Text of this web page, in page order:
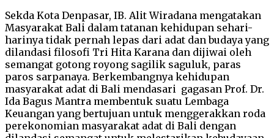
Sekda Kota Denpasar, IB. Alit Wiradana mengatakan
Masyarakat Bali dalam tatanan kehidupan sehari-
harinya tidak pernah lepas dari adat dan budaya yang
dilandasi filosofi Tri Hita Karana dan dijiwai oleh
semangat gotong royong sagilik saguluk, paras
paros sarpanaya. Berkembangnya kehidupan
masyarakat adat di Bali mendasari gagasan Prof. Dr.
Ida Bagus Mantra membentuk suatu Lembaga
Keuangan yang bertujuan untuk menggerakkan roda
perekonomian masyarakat adat di Bali dengan